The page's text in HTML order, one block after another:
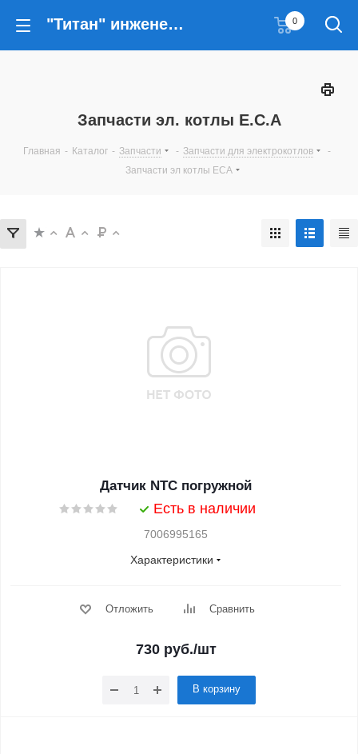
"Титан" инженерные решения 0
Запчасти эл. котлы E.C.A
Главная - Каталог - Запчасти - Запчасти для электрокотлов
-
Запчасти эл котлы ECA
Датчик NTC погружной
Есть в наличии
7006995165
Характеристики
Отложить Сравнить
730 руб./шт
В корзину